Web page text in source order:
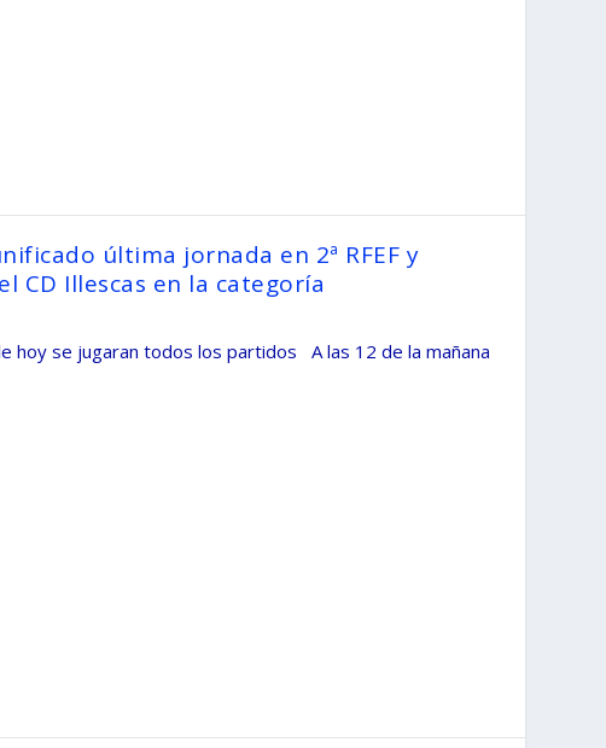
última jornada en 2ª RFEF y
CD Illescas en la categoría
hoy se jugaran todos los partidos A las 12 de la mañana